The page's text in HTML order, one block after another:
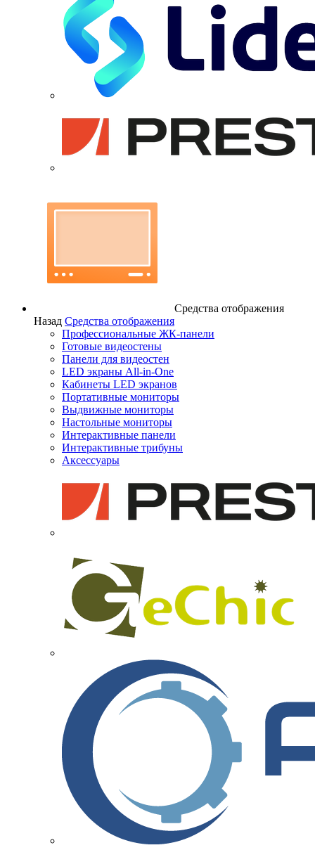
Средства отображения
Назад Средства отображения
Профессиональные ЖК-панели
Готовые видеостены
Панели для видеостен
LED экраны All-in-One
Кабинеты LED экранов
Портативные мониторы
Выдвижные мониторы
Настольные мониторы
Интерактивные панели
Интерактивные трибуны
Аксессуары